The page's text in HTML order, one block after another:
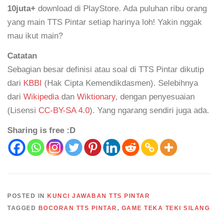
10juta+ download di PlayStore. Ada puluhan ribu orang
yang main TTS Pintar setiap harinya loh! Yakin nggak
mau ikut main?
Catatan
Sebagian besar definisi atau soal di TTS Pintar dikutip
dari KBBI (Hak Cipta Kemendikdasmen). Selebihnya
dari Wikipediadan Wiktionary, dengan penyesuaian
(Lisensi CC-BY-SA 4.0). Yang ngarang sendiri juga ada.
Sharing is free :D
POSTED IN
KUNCI JAWABAN TTS PINTAR
TAGGED
BOCORAN TTS PINTAR , GAME TEKA TEKI SILANG